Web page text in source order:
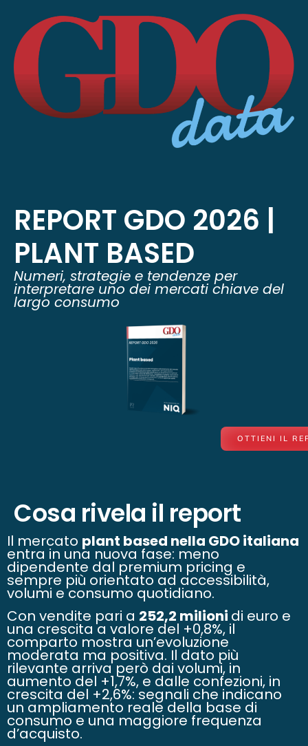
REPORT GDO 2026 |
PLANT BASED
Numeri, strategie e tendenze per
interpretare uno dei mercati chiave del
largo consumo
OTTIENI IL
Cosa rivela il report
Il mercato plant based nella GDO italiana
entra in una nuova fase: meno
dipendente dal premium pricing e
sempre più orientato ad accessibilità,
volumi e consumo quotidiano.
Con vendite pari a 252,2 milioni di euro e
una crescita a valore del +0,8%, il
comparto mostra un’evoluzione
moderata ma positiva. Il dato più
rilevante arriva però dai volumi, in
aumento del +1,7%, e dalle confezioni, in
crescita del +2,6%: segnali che indicano
un ampliamento reale della base di
consumo e una maggiore frequenza
d’acquisto.